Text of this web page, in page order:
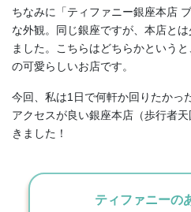
ちなみに「ティファニー銀座本店
な外観。同じ銀座ですが、本店と
ました。こちらはどちらかという
の可愛らしいお店です。
今回、私は1日で何軒か回りたかっ
アクセスが良い銀座本店（歩行者
きました！
ティファニーの